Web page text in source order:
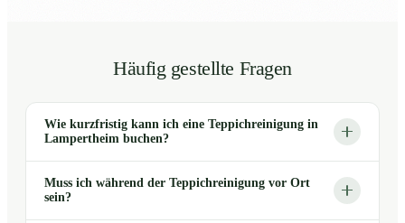
Häufig gestellte Fragen
Wie kurzfristig kann ich eine Teppichreinigung in
Lampertheim buchen?
Muss ich während der Teppichreinigung vor Ort
sein?